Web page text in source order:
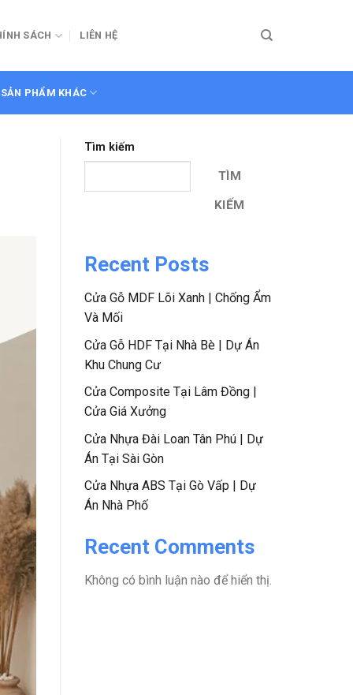
SÁCH LIÊN HỆ
SẢN PHẨM KHÁC
Tìm kiếm
TÌM
KIẾM
Recent Posts
Cửa Gỗ MDF Lõi Xanh | Chống Ẩm
Và Mối
Cửa Gỗ HDF Tại Nhà Bè | Dự Án
Khu Chung Cư
Cửa Composite Tại Lâm Đồng |
Cửa Giá Xưởng
Cửa Nhựa Đài Loan Tân Phú | Dự
Án Tại Sài Gòn
Cửa Nhựa ABS Tại Gò Vấp | Dự
Án Nhà Phố
Recent Comments
Không có bình luận nào để hiển thị.